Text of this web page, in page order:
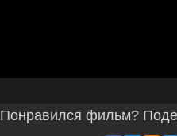
Понравился фильм?